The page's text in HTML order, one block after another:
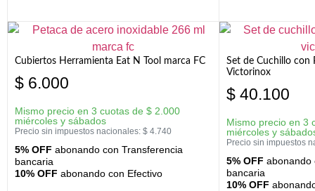
Cubiertos Herramienta Eat N Tool marca FC
$ 6.000
Mismo precio en 3 cuotas de $ 2.000
miércoles y sábados
Precio sin impuestos nacionales: $ 4.740
5% OFF abonando con Transferencia
bancaria
10% OFF abonando con Efectivo
Set de Cuchillo con
Victorinox
$ 40.100
Mismo precio en 3
miércoles y
Precio sin impuestos
5% OFF abonando
bancaria
10% OFF